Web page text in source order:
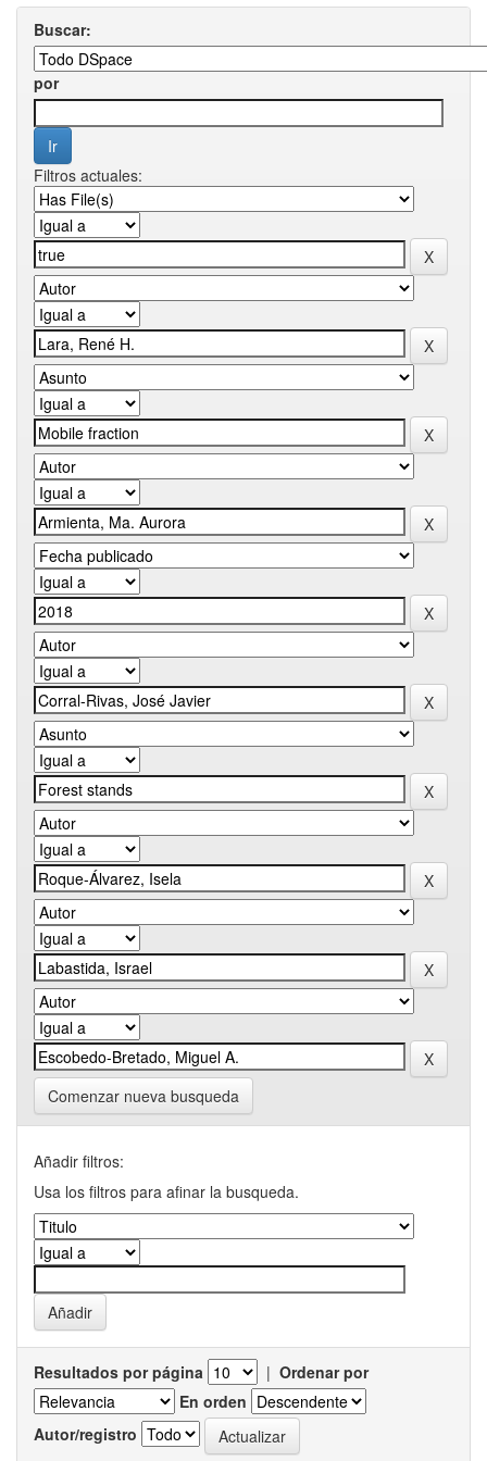
Buscar:
por
Filtros actuales:
Comenzar nueva busqueda
Añadir filtros:
Usa los filtros para afinar la busqueda.
Resultados por página | Ordenar por
En orden
Autor/registro